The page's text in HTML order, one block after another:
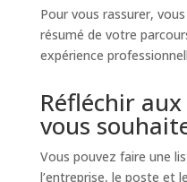
Pour vous rassurer,
résumé de votre
expérience
Réfléchir
vous
Vous pouvez faire une
l’entreprise, le poste et